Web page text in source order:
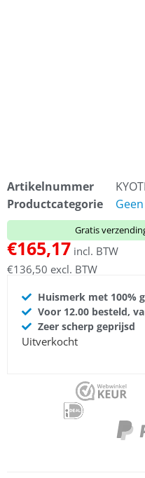
Artikelnummer
Productcategorie
Gratis
€165,17 incl. BTW
€136,50 excl. BTW
Huismerk met 100%
Voor 12.00 besteld,
Zeer scherp geprijsd
Uitverkocht